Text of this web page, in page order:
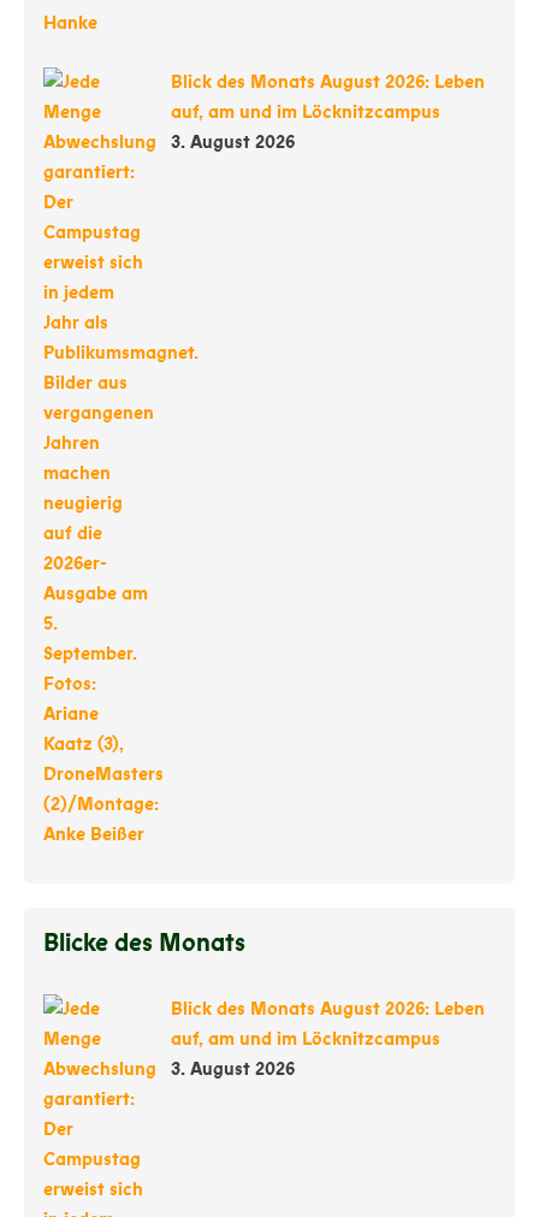
Blick des Monats August 2026: Leben
auf, am und im Löcknitzcampus
3. August 2026
Blicke des Monats
Blick des Monats August 2026: Leben
auf, am und im Löcknitzcampus
3. August 2026